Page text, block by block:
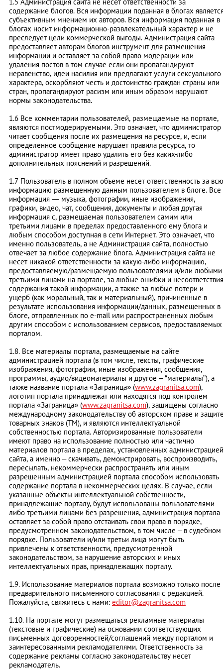
содержание блогов. Вся информации поданная в блогах
субъективным мнением их авторов. Вся информация поданная в
блогах носит информационно-развлекательный характер и не
преследует цели коммерческой выгоды. Администрация сайта
предоставляет авторам блогов инструмент для размещения
информации и оставляет за собой право модерации или
удаления постов в том случае если они пропагандируют
неравенство, идеи насилия или предлагают услуги сексуального
характера, оскорбляют честь и достоинство граждан страны или
стран, пропагандируют расизм или иным образом нарушают
нормы законодательства.
1.6 Все комментарии пользователей, размещаемые на портале,
являются постмодерируемыми. Это означает, что администратор
читает сообщения после их размещения на ресурсе, и, если
определенное сообщение нарушает правила ресурса, то
администратор имеет право удалить его без каких-либо
дополнительных пояснений и разрешений.
1.7 Пользователь в полном объеме несет ответственность за всю
информацию размещенную данным пользователем в блоге. Все
информация — музыка, фотографии, иные изображения,
графики, видео, чат, сообщения, документы и любая другая
информация с, размещаемая пользователем самим или
третьими лицами в пределах предоставленного ему блога и
любым способом доступная в сети Интернет. Это означает, что
именно пользователь, а не Администрация сайта, полностью
отвечает за любое содержание блога. Администрация сайта не
несет никакой ответственности за какую-либо информацию,
предоставляемую/размещаемую пользователями и/или любыми
третьими лицами на портале, за любые ошибки и несоответствия
содержания такой информации, а также за любые потери и
ущерб (как моральный, так и материальный), причиненные в
результате использования информации/данных, размещенных в
блоге, отправленных по e-mail или распространенных любым
другим способом с использованием сервисов, предоставляемых
порталом.
1.8. Все материалы портала, размещаемые на сайте
администрацией портала (в том числе, тексты, графические
изображения, фотографии, иные изображения, сообщения,
программы, аудио/видеоматериалы и другое – “материалы”), а
также название портала «Заграница» (www.zagranitsa.com),
логотип портала принадлежат или находятся под контролем
портала «Заграница» (www.zagranitsa.com), защищены согласно
международному законодательству об авторском праве и
товарных знаков (ТМ), и являются интеллектуальной
собственностью портала. Авторизированные пользователи
имеют право на использование полностью или частично
материалов портала в пределах, установленных администрацией
сайта, а именно – скачивать, демонстрировать, воспроизводить,
пересылать, некоммерчески распространять или иным
разрешенным администрацией портала способом использовать
содержание портала в некоммерческих целях. В случае, если
указанные объекты интеллектуальной собственности,
принадлежащие порталу, будут использованы пользователями
либо третьими лицами без разрешения, администрация портала
оставляет за собой право отстаивать свои права в порядке,
предусмотренном законодательством, в том числе – в судебном
порядке. Пользователи и/или третьи лица могут быть
привлечены к ответственности, предусмотренной
законодательством, за нарушение авторских и иных
интеллектуальных прав, принадлежащих порталу.
1.9. Использование материалов портала возможно только после
предварительного письменного согласования с редакцией.
Пожалуйста, свяжитесь с нами: editor@zagranitsa.com
1.10. На портале могут размещаться рекламные материалы
(текстовые и графические) на основании соответствующих
письменных договоренностей/соглашений между порталом и
заинтересованными рекламодателями. Ответственность за
содержание рекламы согласно законодательству несет
рекламодатель.